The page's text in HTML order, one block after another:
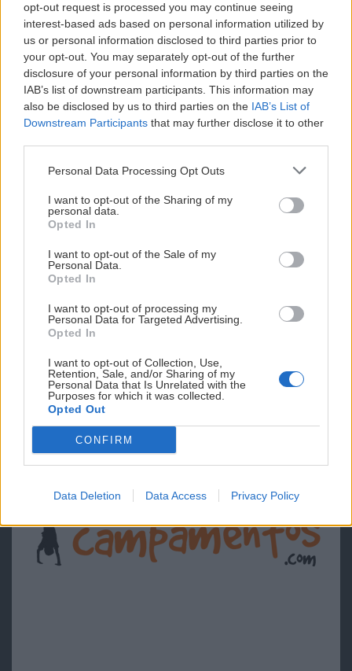
opt-out request is processed you may continue seeing
interest-based ads based on personal information utilized by
us or personal information disclosed to third parties prior to
your opt-out. You may separately opt-out of the further
disclosure of your personal information by third parties on the
IAB’s list of downstream participants. This information may
also be disclosed by us to third parties on the IAB’s List of
Downstream Participants that may further disclose it to other
Personal Data Processing Opt Outs
I want to opt-out of the Sharing of my
personal data.
Opted In
I want to opt-out of the Sale of my
Personal Data.
Opted In
I want to opt-out of processing my
Personal Data for Targeted Advertising.
Opted In
I want to opt-out of Collection, Use,
Retention, Sale, and/or Sharing of my
Personal Data that Is Unrelated with the
Purposes for which it was collected.
Opted Out
CONFIRM
Data Deletion Data Access Privacy Policy